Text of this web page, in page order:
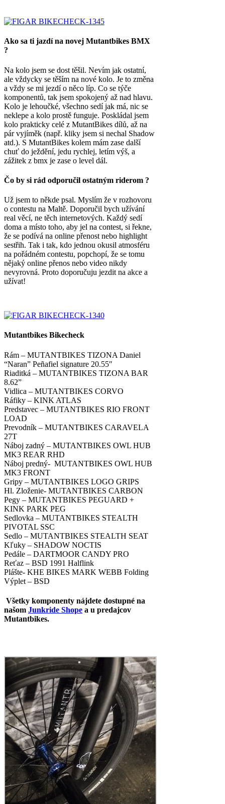
Ako sa ti jazdí na novej Mutantbikes BMX
?
Na kolo jsem se dost těšil. Nevím jak ostatní,
ale vždycky se těším na nové kolo. Je to změna
a vždy se mi jezdí o něco líp. Co se týče
komponentů, tak jsem spokojený až nad hlavu.
Kolo je lehoučké, všechno sedí jak má, nic se
neklepe a kolo prostě funguje. Poskládal jsem
kolo prakticky celé z MutantBikes dílů, až na
pár vyjíměk (např. kliky jsem si nechal Shadow
atd.). S MutantBikes kolem mám zase další
chuť do ježdění, jedu rychlej, letím výš, a
zážitek z bmx je zase o level dál.
Čo by si rád odporučil ostatným riderom ?
Už jsem to někde psal. Myslím že v rozhovoru
o contestu na Maltě. Doporučil bych užívání
real věcí, ne těch internetových. Každý sedí
doma a místo toho, aby jel na contest, si řekne,
že se podívá na online přenost nebo highlight
sestřih. Tak i tak, kdo jednou okusil atmosféru
na pořádném contestu, popchopí, že se tomu
nějaký online přenos nebo video nikdy
nevyrovná. Proto doporučuju jezdit na akce a
užívat!
Mutantbikes Bikecheck
Rám – MUTANTBIKES TIZONA Daniel
“Naran” Peñafiel signature 20.55″
Riaditká – MUTANTBIKES TIZONA BAR
8.62”
Vidlica – MUTANTBIKES CORVO
Ráfiky – KINK ATLAS
Predstavec – MUTANTBIKES RIO FRONT
LOAD
Prevodník – MUTANTBIKES CARAVELA
27T
Náboj zadný – MUTANTBIKES OWL HUB
MK3 REAR RHD
Náboj predný- MUTANTBIKES OWL HUB
MK3 FRONT
Gripy – MUTANTBIKES LOGO GRIPS
Hl. Zloženie- MUTANTBIKES CARBON
Pegy – MUTANTBIKES PEGUARD +
KINK PARK PEG
Sedlovka – MUTANTBIKES STEALTH
PIVOTAL SSC
Sedlo – MUTANTBIKES STEALTH SEAT
Kľuky – SHADOW NOCTIS
Pedále – DARTMOOR CANDY PRO
Reťaz – BSD 1991 Halflink
Plášte- KHE BIKES MARK WEBB Folding
Výplet – BSD
Všetky komponenty nájdete dostupné na
našom Junkride Shope a u predajcov
Mutantbikes.